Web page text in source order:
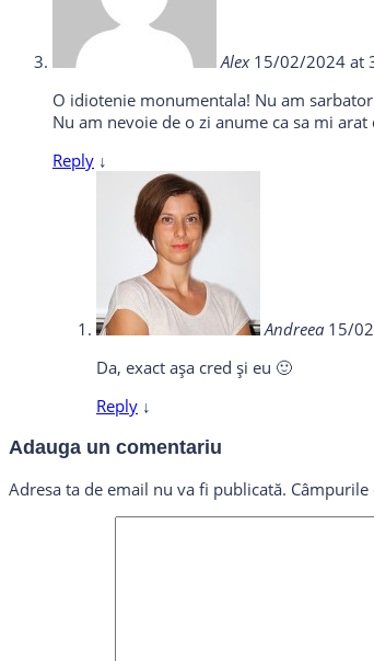
Alex 15/02/2024 at
O idiotenie monumentala! Nu am
Nu am nevoie de o zi anume ca sa mi
Reply ↓
Andreea 15/
Da, exact așa cred și eu 🙂
Reply ↓
Adauga un comentariu
Adresa ta de email nu va fi publicată.